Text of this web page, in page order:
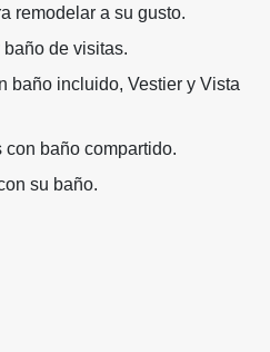
remodelar a su gusto.
de visitas.
baño incluido, Vestier y Vista
baño compartido.
su baño.